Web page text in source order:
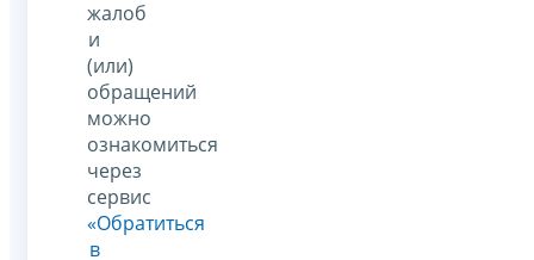
жалоб
и
(или)
обращений
можно
ознакомиться
через
сервис
«Обратиться
в